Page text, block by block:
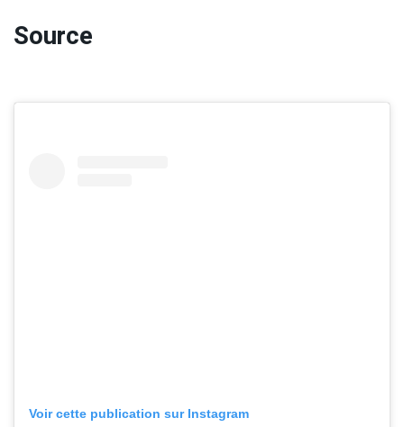
Source
Voir cette publication sur Instagram